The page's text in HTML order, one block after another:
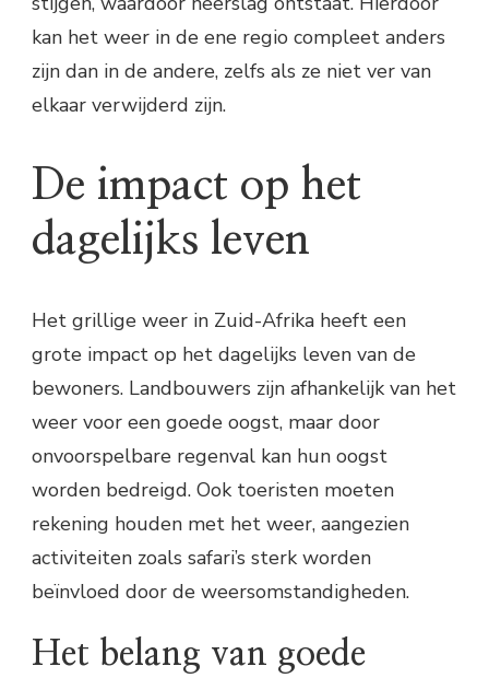
kan het weer in de ene regio compleet anders
zijn dan in de andere, zelfs als ze niet ver van
elkaar verwijderd zijn.
De impact op het
dagelijks leven
Het grillige weer in Zuid-Afrika heeft een
grote impact op het dagelijks leven van de
bewoners. Landbouwers zijn afhankelijk van het
weer voor een goede oogst, maar door
onvoorspelbare regenval kan hun oogst
worden bedreigd. Ook toeristen moeten
rekening houden met het weer, aangezien
activiteiten zoals safari’s sterk worden
beïnvloed door de weersomstandigheden.
Het belang van goede